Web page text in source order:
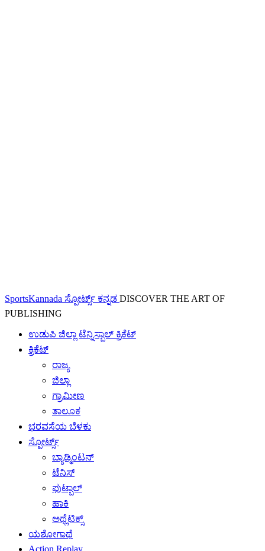
SportsKannada ಸ್ಪೋರ್ಟ್ಸ್ ಕನ್ನಡ DISCOVER THE ART OF
PUBLISHING
ಉಡುಪಿ ಜಿಲ್ಲಾ ಟೆನ್ನಿಸ್ಬಾಲ್ ಕ್ರಿಕೆಟ್
ಕ್ರಿಕೆಟ್
ರಾಜ್ಯ
ಜಿಲ್ಲಾ
ಗ್ರಾಮೀಣ
ತಾಲೂಕ
ಭರವಸೆಯ ಬೆಳಕು
ಸ್ಪೋರ್ಟ್ಸ್
ಬ್ಯಾಡ್ಮಿಂಟನ್
ಟೆನಿಸ್
ಫುಟ್ಬಾಲ್
ಹಾಕಿ
ಅಥ್ಲೆಟಿಕ್ಸ್
ಯಶೋಗಾಥೆ
Action Replay